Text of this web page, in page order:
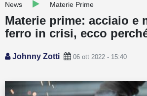
Calendario economico
Webinar
Education
News Materie Prime
Materie prime: acciaio e
ferro in crisi, ecco
Johnny Zotti 06 ott 2022 - 15:40